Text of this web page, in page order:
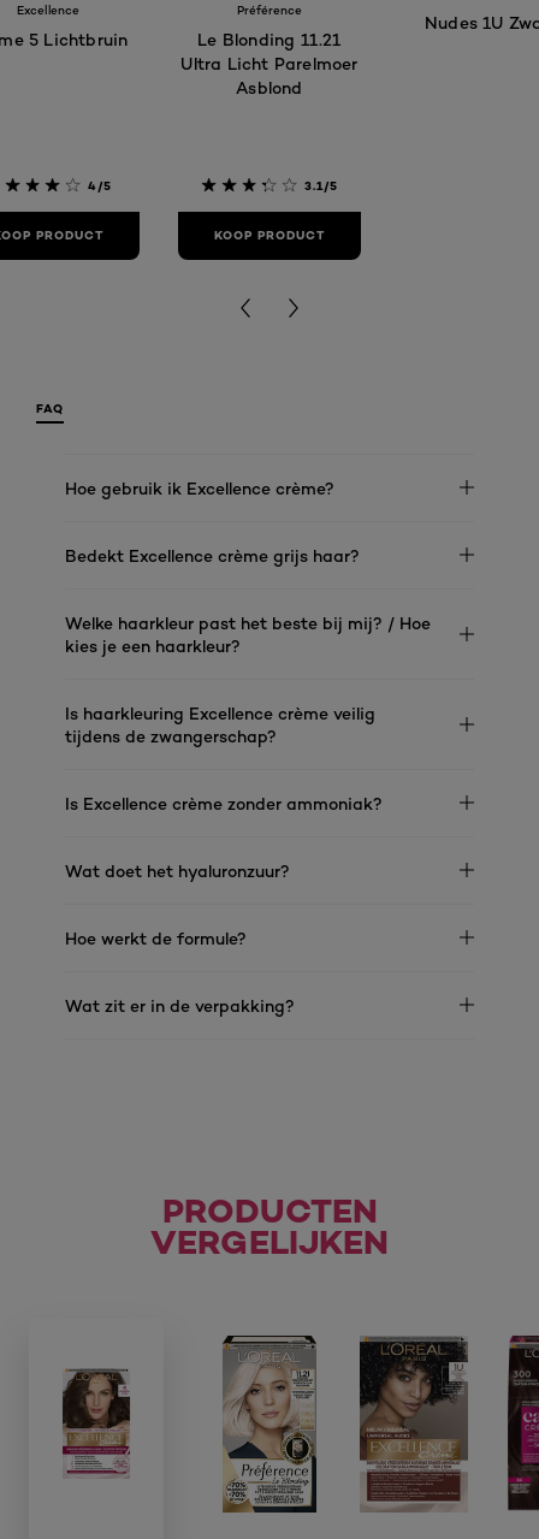
Excellence
5 Lichtbruin
4/5
PRODUCT
Préférence
Le Blonding 11.21
Ultra Licht Parelmoer
Asblond
3.1/5
KOOP PRODUCT
Nudes 1U
FAQ
Hoe gebruik ik Excellence crème?
Bedekt Excellence crème grijs haar?
Welke haarkleur past het beste bij mij? / Hoe
kies je een haarkleur?
Is haarkleuring Excellence crème veilig
tijdens de zwangerschap?
Is Excellence crème zonder ammoniak?
Wat doet het hyaluronzuur?
Hoe werkt de formule?
Wat zit er in de verpakking?
PRODUCTEN
VERGELIJKEN